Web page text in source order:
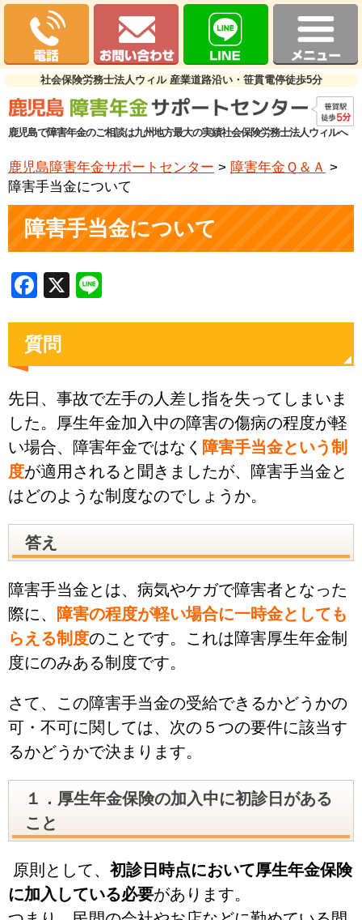
社会保険労務士法人ウィル 産業道路沿い・笹貫電停徒歩5分
鹿児島で障害年金のご相談は九州地方最大の実績社会保険労務士法人ウィルへ
鹿児島障害年金サポートセンター > 障害年金Ｑ＆Ａ >
障害手当金について
障害手当金について
Facebook
X
質問
先日、事故で左手の人差し指を失ってしまいま
した。厚生年金加入中の障害の傷病の程度が軽
い場合、障害年金ではなく 障害手当金という制
度が適用されると聞きましたが、障害手当金と
はどのような制度なのでしょうか。
答え
障害手当金とは、病気やケガで障害者となった
際に、
障害の程度が軽い場合に一時金としても
らえる制度のことです。これは障害厚生年金制
度にのみある制度です。
さて、この障害手当金の受給できるかどうかの
可・不可に関しては、次の５つの要件に該当す
るかどうかで決まります。
１．厚生年金保険の加入中に初診日がある
こと
原則として、 初診日時点において厚生年金保険
に加入している必要があります。